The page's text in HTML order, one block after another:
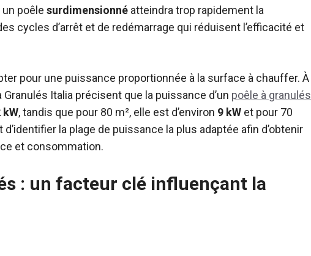
poêle surdimensionné atteindra trop rapidement la
cycles d’arrêt et de redémarrage qui réduisent l’efficacité et
pour une puissance proportionnée à la surface à chauffer. À
Italia précisent que la puissance d’un poêle à granulés
kW, tandis que pour 80 m², elle est d’environ 9 kW et pour 70
la plage de puissance la plus adaptée afin d’obtenir
et consommation.
: un facteur clé influençant la